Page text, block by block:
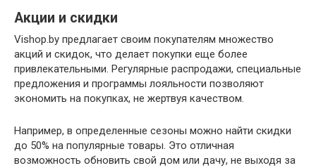
Акции и скидки
Vishop.by предлагает своим покупателям множество
акций и скидок, что делает покупки еще более
привлекательными. Регулярные распродажи, специальные
предложения и программы лояльности позволяют
экономить на покупках, не жертвуя качеством.
Например, в определенные сезоны можно найти скидки
до 50% на популярные товары. Это отличная
возможность обновить свой дом или дачу, не выходя за